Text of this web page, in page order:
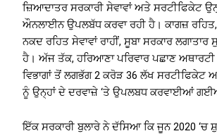
ਜ਼ਿਆਦਾਤਰ ਸਰਕਾਰੀ ਸੇਵਾਵਾਂ ਅਤੇ ਸਰਟੀਫਿਕੇਟ
ਔਨਲਾਈਨ ਉਪਲਬੱਧ ਕਰਵਾ ਰਹੀ ਹੈ। ਕਾਗਜ਼
ਨਕਦ ਰਹਿਤ ਸੇਵਾਵਾਂ ਰਾਹੀਂ, ਸੂਬਾ ਸਰਕਾਰ ਲਗਾਤਾਰ
ਹੈ। ਅੱਜ ਤੱਕ, ਹਰਿਆਣਾ ਪਰਿਵਾਰ ਪਛਾਣ ਅਥਾਰਟੀ
ਵਿਭਾਗਾਂ ਤੋਂ ਲਗਭੱਗ 2 ਕਰੋੜ 36 ਲੱਖ ਸਰਟੀਫਿਕੇਟ
ਨੂੰ ਉਨ੍ਹਾਂ ਦੇ ਦਰਵਾਜ਼ੇ ‘ਤੇ ਉਪਲਬਧ ਕਰਵਾਈਆਂ
ਇੱਕ ਸਰਕਾਰੀ ਬੁਲਾਰੇ ਨੇ ਦੱਸਿਆ ਕਿ ਜੂਨ 2020 ‘ਚ